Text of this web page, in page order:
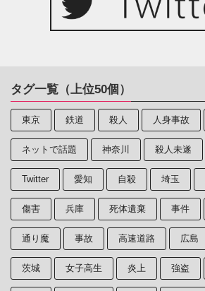
タグ一覧（上位50個）
東京 鉄道 殺人 人身事故
ネットで話題 神奈川 殺人未遂
Twitter 愛知 自殺 埼玉
傷害 兵庫 死体遺棄 事件
通り魔 事故 高速道路 広島
茨城 女子高生 炎上 強盗